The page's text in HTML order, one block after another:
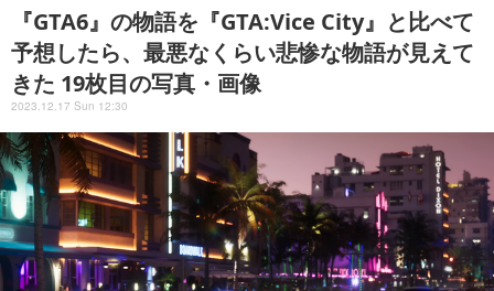
『GTA6』の物語を『GTA:Vice City』と比べて
予想したら、最悪なくらい悲惨な物語が見えて
きた 19枚目の写真・画像
2023.12.17 Sun 12:30